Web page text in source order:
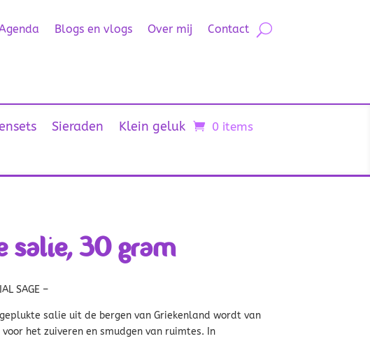
Blogs en vlogs Over mij Contact
Sieraden Klein geluk 0 items
salie, 30 gram
SAGE –
salie uit de bergen van Griekenland wordt van
het zuiveren en smudgen van ruimtes. In